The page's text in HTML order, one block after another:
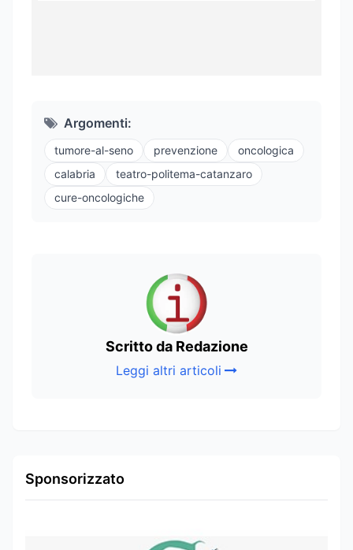
Argomenti:
tumore-al-seno prevenzione
oncologica
calabria
teatro-politema-catanzaro
cure-oncologiche
Scritto da Redazione
Leggi altri articoli
Sponsorizzato